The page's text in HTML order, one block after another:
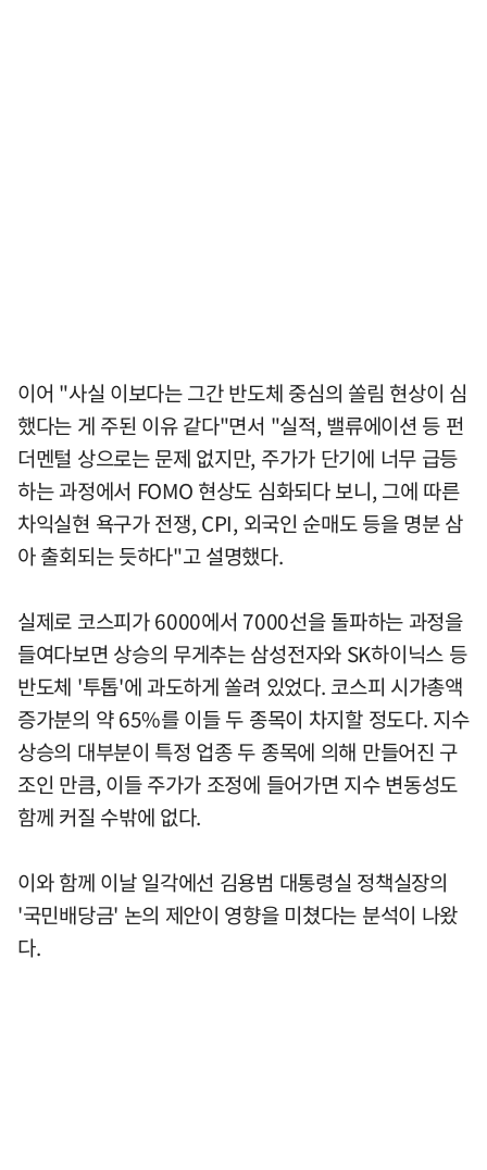
이어 "사실 이보다는 그간 반도체 중심의 쏠림 현상이 심
했다는 게 주된 이유 같다"면서 "실적, 밸류에이션 등 펀
더멘털 상으로는 문제 없지만, 주가가 단기에 너무 급등
하는 과정에서 FOMO 현상도 심화되다 보니, 그에 따른
차익실현 욕구가 전쟁, CPI, 외국인 순매도 등을 명분 삼
아 출회되는 듯하다"고 설명했다.
실제로 코스피가 6000에서 7000선을 돌파하는 과정을
들여다보면 상승의 무게추는 삼성전자와 SK하이닉스 등
반도체 '투톱'에 과도하게 쏠려 있었다. 코스피 시가총액
증가분의 약 65%를 이들 두 종목이 차지할 정도다. 지수
상승의 대부분이 특정 업종 두 종목에 의해 만들어진 구
조인 만큼, 이들 주가가 조정에 들어가면 지수 변동성도
함께 커질 수밖에 없다.
이와 함께 이날 일각에선 김용범 대통령실 정책실장의
'국민배당금' 논의 제안이 영향을 미쳤다는 분석이 나왔
다.